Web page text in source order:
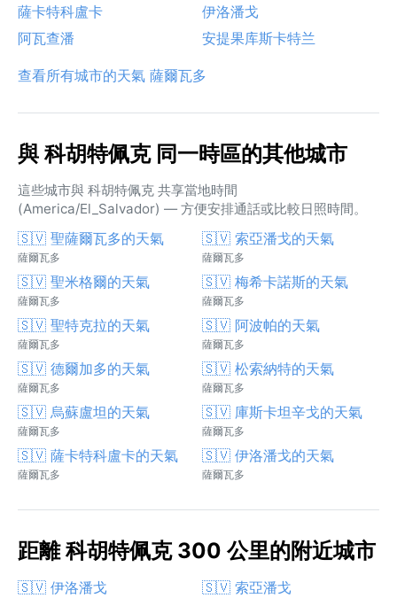
薩卡特科盧卡
伊洛潘戈
阿瓦查潘
安提果库斯卡特兰
查看所有城市的天氣 薩爾瓦多
與 科胡特佩克 同一時區的其他城市
這些城市與 科胡特佩克 共享當地時間
(America/El_Salvador) — 方便安排通話或比較日照時間。
🇸🇻 聖薩爾瓦多的天氣
薩爾瓦多
🇸🇻 索亞潘戈的天氣
薩爾瓦多
🇸🇻 聖米格爾的天氣
薩爾瓦多
🇸🇻 梅希卡諾斯的天氣
薩爾瓦多
🇸🇻 聖特克拉的天氣
薩爾瓦多
🇸🇻 阿波帕的天氣
薩爾瓦多
🇸🇻 德爾加多的天氣
薩爾瓦多
🇸🇻 松索納特的天氣
薩爾瓦多
🇸🇻 烏蘇盧坦的天氣
薩爾瓦多
🇸🇻 庫斯卡坦辛戈的天氣
薩爾瓦多
🇸🇻 薩卡特科盧卡的天氣
薩爾瓦多
🇸🇻 伊洛潘戈的天氣
薩爾瓦多
距離 科胡特佩克 300 公里的附近城市
🇸🇻 伊洛潘戈 🇸🇻 索亞潘戈